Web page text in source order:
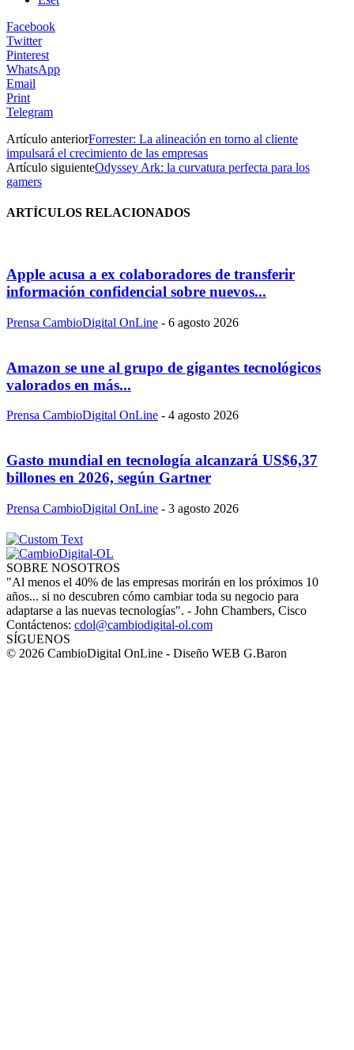
Facebook
Twitter
Pinterest
WhatsApp
Email
Print
Telegram
Artículo anteriorForrester: La alineación en torno al cliente
impulsará el crecimiento de las empresas
Artículo siguienteOdyssey Ark: la curvatura perfecta para los
gamers
ARTÍCULOS RELACIONADOS
Apple acusa a ex colaboradores de transferir
información confidencial sobre nuevos...
Prensa CambioDigital OnLine - 6 agosto 2026
Amazon se une al grupo de gigantes tecnológicos
valorados en más...
Prensa CambioDigital OnLine - 4 agosto 2026
Gasto mundial en tecnología alcanzará US$6,37
billones en 2026, según Gartner
Prensa CambioDigital OnLine - 3 agosto 2026
SOBRE NOSOTROS
"Al menos el 40% de las empresas morirán en los próximos 10
años... si no descubren cómo cambiar toda su negocio para
adaptarse a las nuevas tecnologías". - John Chambers, Cisco
Contáctenos: cdol@cambiodigital-ol.com
SÍGUENOS
© 2026 CambioDigital OnLine - Diseño WEB G.Baron